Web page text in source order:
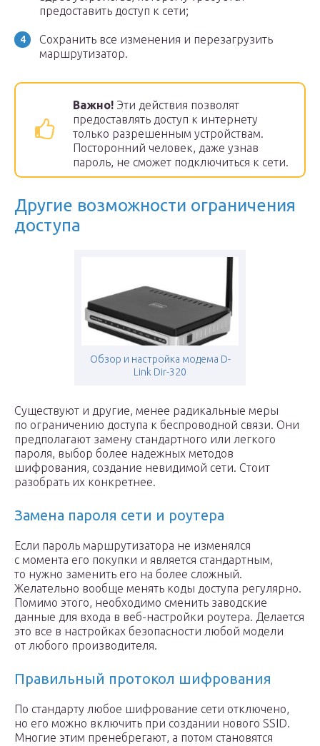
предоставить доступ к сети;
Сохранить все изменения и перезагрузить
маршрутизатор.
Важно! Эти действия позволят
предоставлять доступ к интернету
только разрешенным устройствам.
Посторонний человек, даже узнав
пароль, не сможет подключиться к сети.
Другие возможности ограничения
доступа
Обзор и настройка модема D-
Link Dir-320
Существуют и другие, менее радикальные меры
по ограничению доступа к беспроводной связи. Они
предполагают замену стандартного или легкого
пароля, выбор более надежных методов
шифрования, создание невидимой сети. Стоит
разобрать их конкретнее.
Замена пароля сети и роутера
Если пароль маршрутизатора не изменялся
с момента его покупки и является стандартным,
то нужно заменить его на более сложный.
Желательно вообще менять коды доступа регулярно.
Помимо этого, необходимо сменить заводские
данные для входа в веб-настройки роутера. Делается
это все в настройках безопасности любой модели
от любого производителя.
Правильный протокол шифрования
По стандарту любое шифрование сети отключено,
но его можно включить при создании нового SSID.
Многие этим пренебрегают, а потом становятся